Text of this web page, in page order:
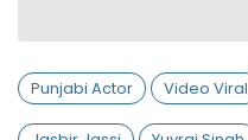
Punjabi Actor Video Viral